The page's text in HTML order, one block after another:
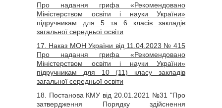
Про надання грифа «Рекомендовано
Міністерством освіти і науки України»
підручникам для 5 та 6 класів закладів
загальної середньої освіти
17. Наказ МОН України від 11.04.2023 № 415
Про надання грифа «Рекомендовано
Міністерством освіти і науки України»
підручникам для 10 (11) класу закладів
загальної середньої освіти
18. Постанова КМУ від 20.01.2021 №31 "Про
затвердження Порядку здійснення